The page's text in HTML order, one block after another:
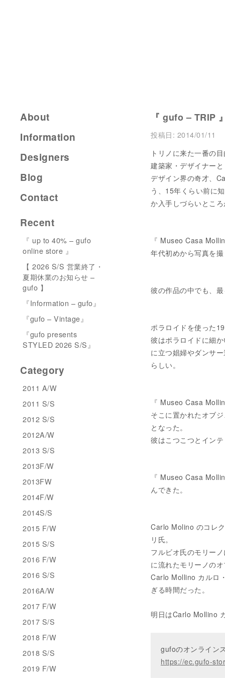
『 gufo – TRIP
投稿日: 2014/01/11
トリノに来た一番の
建築家・デザイナー
デザイン界の奇才、
う、15年くらい前に
か入手しづらいとこ
『 Museo Casa
年代初めから写真を
彼の作品の中でも、
ポラロイドを使った
彼はポラロイドに細
に立つ娼婦やダンサ
らしい。
『 Museo Casa
そこに置かれたオブ
となった。
彼はこつこつとイン
『 Museo Casa
んできた。
Carlo Molino のコレ
リ氏。
フルビオ氏のモリー
に流れたモリーノの
Carlo Mollino カルロ
ぎる時間だった。
明日はCarlo Mollino
gufoのオンライン
https://ec.gufo-
About
Information
Designers
Blog
Contact
Recent
『 up to 40% – gufo
online store 』
【 2026 S/S 営業終了・
夏期休業のお知らせ –
gufo 】
『Information – gufo』
『gufo – Vintage』
『gufo presents
STYLED 2026 S/S』
Category
2011 A/W
2011 S/S
2012 S/S
2012A/W
2013 S/S
2013F/W
2013FW
2014F/W
2014S/S
2015 F/W
2015 S/S
2016 F/W
2016 S/S
2016A/W
2017 F/W
2017 S/S
2018 F/W
2018 S/S
2019 F/W